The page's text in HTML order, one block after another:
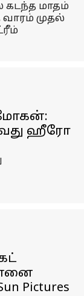
கடந்த மாதம்
முதல்
மோகன்:
ஹீரோ
Pictures